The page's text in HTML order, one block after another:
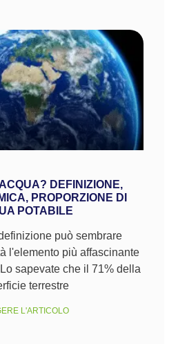
DEFINIZIONE,
PROPORZIONE DI
POTABILE
può sembrare
l'elemento più affascinante
sapevate che il 71% della
terrestre
L'ARTICOLO